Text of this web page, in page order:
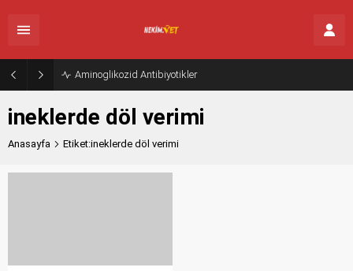
Aminoglikozid Antibiyotikler
ineklerde döl verimi
Anasayfa Etiket:ineklerde döl verimi